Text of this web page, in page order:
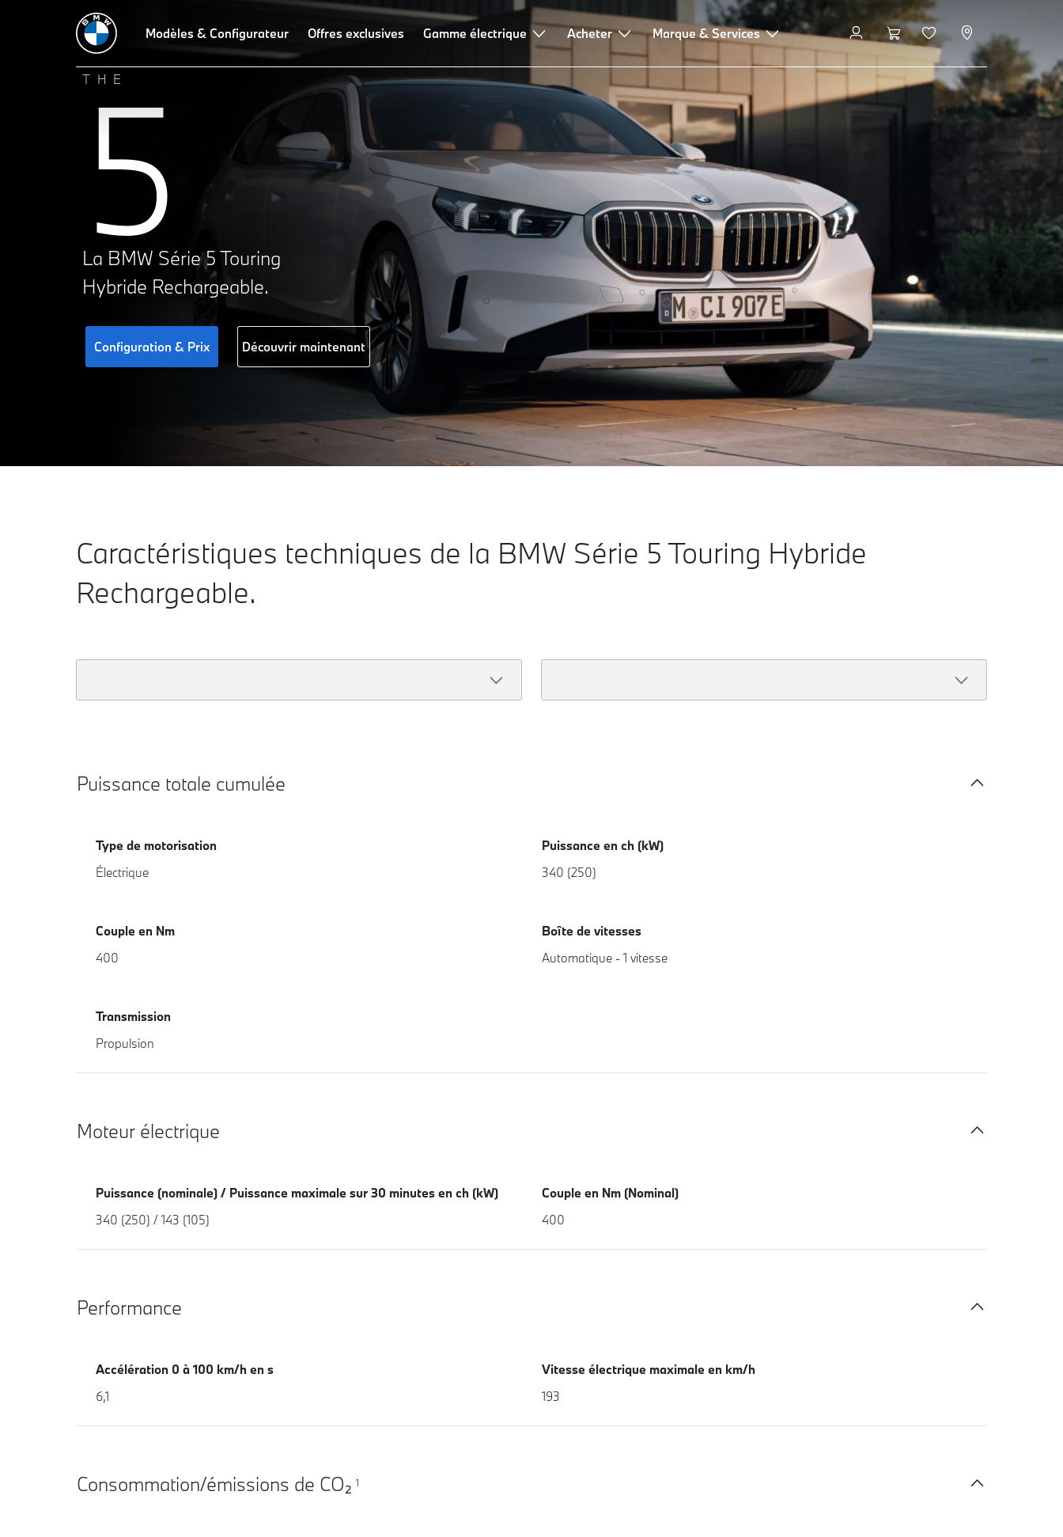
Modèles & Configurateur Offres exclusives Gamme électrique Acheter Marque & Services
THE
5
La BMW Série 5 Touring
Hybride Rechargeable.
Configuration & Prix Découvrir maintenant
Caractéristiques techniques de la BMW Série 5 Touring Hybride
Rechargeable.
Puissance totale cumulée
Type de motorisation
Électrique
Puissance en ch (kW)
340 (250)
Couple en Nm
400
Boîte de vitesses
Automatique - 1 vitesse
Transmission
Propulsion
Moteur électrique
Puissance (nominale) / Puissance maximale sur 30 minutes en ch (kW)
340 (250) / 143 (105)
Couple en Nm (Nominal)
400
Performance
Accélération 0 à 100 km/h en s
6,1
Vitesse électrique maximale en km/h
193
Consommation/émissions de CO₂ 1